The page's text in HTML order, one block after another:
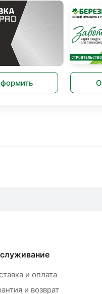
и оплата
и возврат